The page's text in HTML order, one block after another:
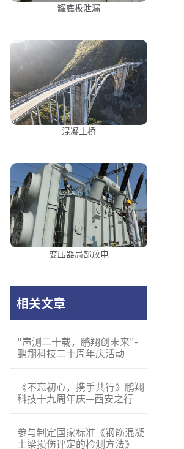
罐底板泄漏
混凝土桥
变压器局部放电
相关文章
"声测二十载，鹏翔创未来"-
鹏翔科技二十周年庆活动
《不忘初心，携手共行》鹏翔
科技十九周年庆—西安之行
参与制定国家标准《钢筋混凝
土梁损伤评定的检测方法》